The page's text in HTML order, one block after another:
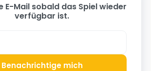
E-Mail sobald das Spiel wieder
verfügbar ist.
Benachrichtige mich